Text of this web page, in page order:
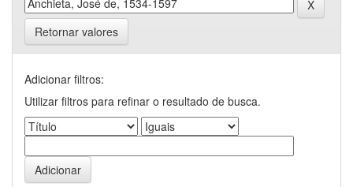
Retornar valores
Adicionar filtros:
Utilizar filtros para refinar o resultado de busca.